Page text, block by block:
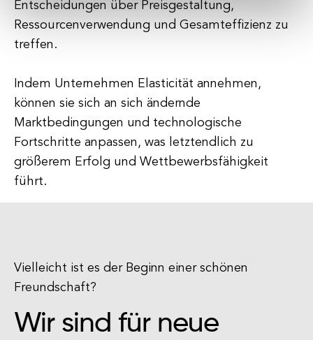
Entscheidungen über Preisgestaltung,
Ressourcenverwendung und Gesamteffizienz zu
treffen.
Indem Unternehmen Elasticität annehmen,
können sie sich an sich ändernde
Marktbedingungen und technologische
Fortschritte anpassen, was letztendlich zu
größerem Erfolg und Wettbewerbsfähigkeit
führt.
Vielleicht ist es der Beginn einer schönen
Freundschaft?
Wir sind für neue